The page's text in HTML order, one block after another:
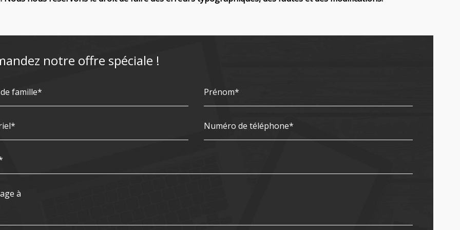
notre offre spéciale !